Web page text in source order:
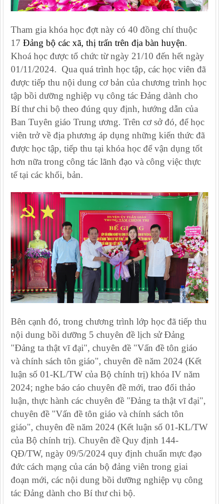
Tham gia khóa học đợt này có 40 đồng chí thuộc
17 Đảng bộ các xã, thị trấn trên địa bàn huyện.
Khoá học được tổ chức từ ngày 21/10 đến hết ngày
01/11/2024. Qua quá trình học tập, các học viên đã
được tiếp thu nội dung cơ bản của chương trình học
tập bồi dưỡng nghiệp vụ công tác Đảng dành cho
Bí thư chi bộ theo đúng quy định, hướng dẫn của
Ban Tuyên giáo Trung ương. Trên cơ sở đó, để học
viên trở về địa phương áp dụng những kiến thức đã
được học tập, tiếp thu tại khóa học để vận dụng tốt
hơn nữa trong công tác lãnh đạo và công việc thực
tế tại các khối, bản.
Bên cạnh đó, trong chương trình lớp học đã tiếp thu
nội dung bồi dưỡng 5 chuyên đề lịch sử Đảng
"Đảng ta thật vĩ đại", chuyên đề "Vấn đề tôn giáo
và chính sách tôn giáo", chuyên đề năm 2024 (Kết
luận số 01-KL/TW của Bộ chính trị) khóa IV năm
2024; nghe báo cáo chuyên đề mới, trao đổi thảo
luận, thực hành các chuyên đề "Đảng ta thật vĩ đại",
chuyên đề "Vấn đề tôn giáo và chính sách tôn
giáo", chuyên đề năm 2024 (Kết luận số 01-KL/TW
của Bộ chính trị). Chuyên đề Quy định 144-
QĐ/TW, ngày 09/5/2024 quy định chuẩn mực đạo
đức cách mạng của cán bộ đảng viên trong giai
đoạn mới, các nội dung bồi dưỡng nghiệp vụ công
tác Đảng dành cho Bí thư chi bộ.